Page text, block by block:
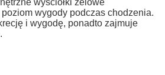
wyściółki żelowe
wygody podczas chodzenia.
i wygodę, ponadto zajmuje